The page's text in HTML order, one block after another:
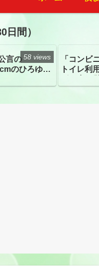
日間）
言の
のひろゆき
ントでの写
58 views
「コンビ
トイレ利